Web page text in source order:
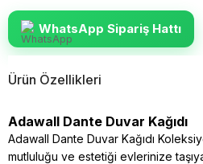
WhatsApp Sipariş Hattı
Ürün Özellikleri
Adawall Dante Duvar Kağıdı
Adawall Dante Duvar Kağıdı
mutluluğu ve estetiği evlerinize